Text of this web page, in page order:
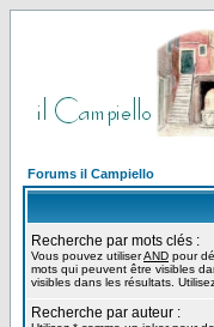
Forums il Campiello
Recherche par mots clés :
Vous pouvez utiliserAND pour
mots qui peuvent être visibles
visibles dans les résultats.
Recherche par auteur :